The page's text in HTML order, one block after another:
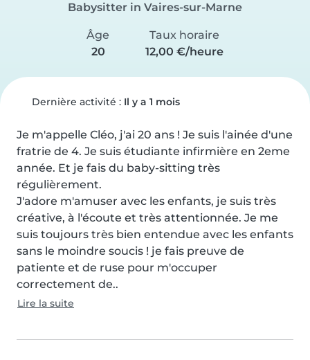
Babysitter in Vaires-sur-Marne
Âge
20
Taux horaire
12,00 €/heure
Dernière activité : Il y a 1 mois
Je m'appelle Cléo, j'ai 20 ans ! Je suis l'ainée d'une
fratrie de 4. Je suis étudiante infirmière en 2eme
année. Et je fais du baby-sitting très
régulièrement.
J'adore m'amuser avec les enfants, je suis très
créative, à l'écoute et très attentionnée. Je me
suis toujours très bien entendue avec les enfants
sans le moindre soucis ! je fais preuve de
patiente et de ruse pour m'occuper
correctement de..
Lire la suite